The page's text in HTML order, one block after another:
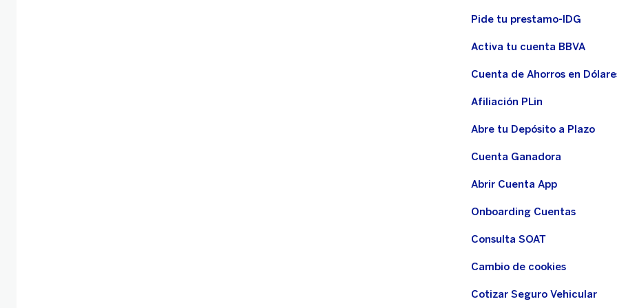
Pide tu prestamo-IDG
Activa tu cuenta BBVA
Cuenta de Ahorros en
Afiliación PLin
Abre tu Depósito a Plazo
Cuenta Ganadora
Abrir Cuenta App
Onboarding Cuentas
Consulta SOAT
Cambio de cookies
Cotizar Seguro Vehicular